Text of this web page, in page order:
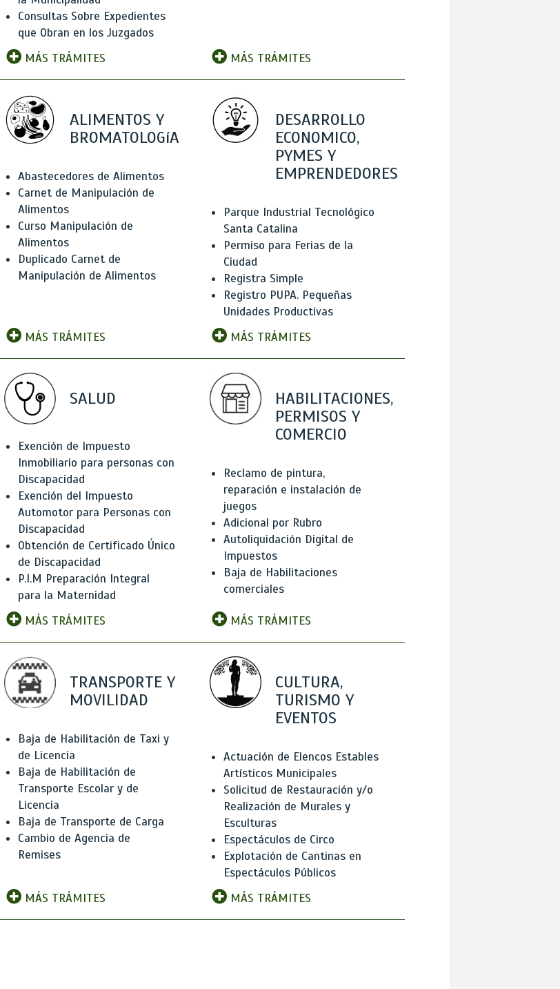
Consultas Sobre Expedientes
que Obran en los Juzgados
MÁS TRÁMITES
MÁS TRÁMITES
ALIMENTOS Y
BROMATOLOGíA
Abastecedores de Alimentos
Carnet de Manipulación de
Alimentos
Curso Manipulación de
Alimentos
Duplicado Carnet de
Manipulación de Alimentos
MÁS TRÁMITES
DESARROLLO
ECONOMICO,
PYMES Y
EMPRENDEDORES
Parque Industrial Tecnológico
Santa Catalina
Permiso para Ferias de la
Ciudad
Registra Simple
Registro PUPA. Pequeñas
Unidades Productivas
MÁS TRÁMITES
SALUD
Exención de Impuesto
Inmobiliario para personas con
Discapacidad
Exención del Impuesto
Automotor para Personas con
Discapacidad
Obtención de Certificado Único
de Discapacidad
P.I.M Preparación Integral
para la Maternidad
MÁS TRÁMITES
HABILITACIONES,
PERMISOS Y
COMERCIO
Reclamo de pintura,
reparación e instalación de
juegos
Adicional por Rubro
Autoliquidación Digital de
Impuestos
Baja de Habilitaciones
comerciales
MÁS TRÁMITES
TRANSPORTE Y
MOVILIDAD
Baja de Habilitación de Taxi y
de Licencia
Baja de Habilitación de
Transporte Escolar y de
Licencia
Baja de Transporte de Carga
Cambio de Agencia de
Remises
MÁS TRÁMITES
CULTURA,
TURISMO Y
EVENTOS
Actuación de Elencos Estables
Artísticos Municipales
Solicitud de Restauración y/o
Realización de Murales y
Esculturas
Espectáculos de Circo
Explotación de Cantinas en
Espectáculos Públicos
MÁS TRÁMITES